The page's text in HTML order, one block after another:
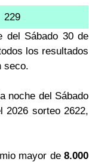
229
del Sábado 30 de
los resultados
seco.
noche del Sábado
2026 sorteo 2622,
mayor de8.000